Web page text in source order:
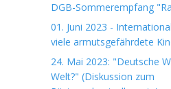
DGB-Sommerempfang
01. Juni 2023 -
viele armutsgefährdete
24. Mai 2023: "Deutsche
Welt?" (Diskussion zum